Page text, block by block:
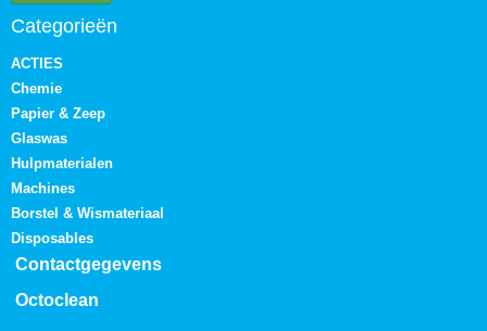
Categorieën
ACTIES
Chemie
Papier & Zeep
Glaswas
Hulpmaterialen
Machines
Borstel & Wismateriaal
Disposables
Contactgegevens
Octoclean